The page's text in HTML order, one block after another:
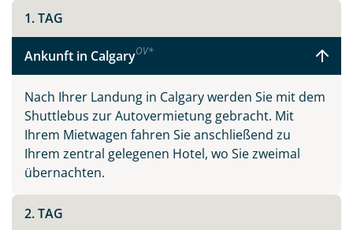
1. TAG
Ankunft in CalgaryOV*
Nach Ihrer Landung in Calgary werden Sie mit dem
Shuttlebus zur Autovermietung gebracht. Mit
Ihrem Mietwagen fahren Sie anschließend zu
Ihrem zentral gelegenen Hotel, wo Sie zweimal
übernachten.
2. TAG